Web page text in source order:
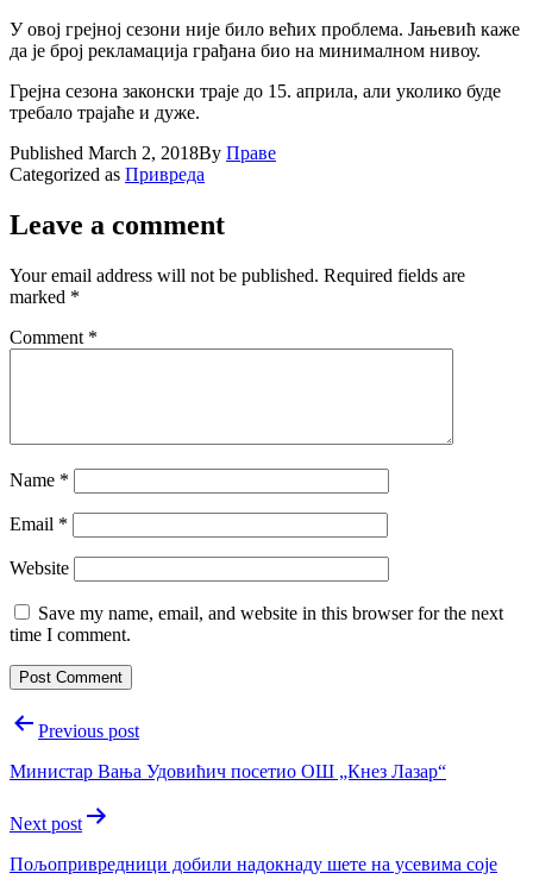
У овој грејној сезони није било већих проблема. Јањевић каже
да је број рекламација грађана био на минималном нивоу.
Грејна сезона законски траје до 15. априла, али уколико буде
требало трајаће и дуже.
Published March 2, 2018By Праве
Categorized as Привреда
Leave a comment
Your email address will not be published. Required fields are
marked *
Comment *
Name *
Email *
Website
Save my name, email, and website in this browser for the next
time I comment.
PostPrevious post
Министар Вања Удовићич посетио ОШ „Кнез Лазар“
Next post
Пољопривредници добили надокнаду шете на усевима соје